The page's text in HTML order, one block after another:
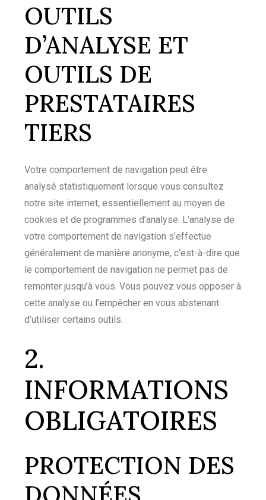
OUTILS
D’ANALYSE ET
OUTILS DE
PRESTATAIRES
TIERS
Votre comportement de navigation peut être
analysé statistiquement lorsque vous consultez
notre site internet, essentiellement au moyen de
cookies et de programmes d’analyse. L’analyse de
votre comportement de navigation s’effectue
généralement de manière anonyme, c’est-à-dire que
le comportement de navigation ne permet pas de
remonter jusqu’à vous. Vous pouvez vous opposer à
cette analyse ou l’empêcher en vous abstenant
d’utiliser certains outils.
2.
INFORMATIONS
OBLIGATOIRES
PROTECTION DES